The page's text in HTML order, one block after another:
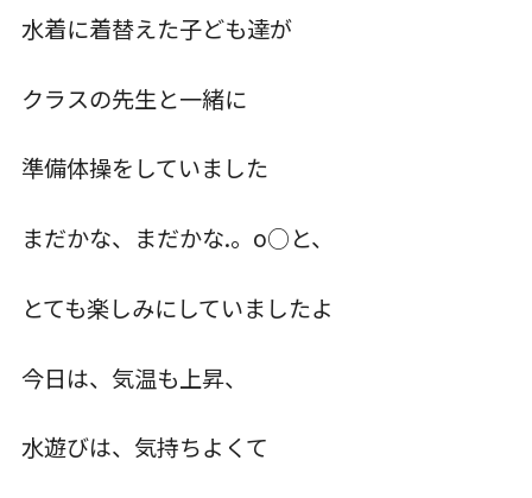
お知らせ
こじかのブログ
お問い合わせ
水着に着替えた子ども達が
クラスの先生と一緒に
準備体操をしていました
まだかな、まだかな.。o○と、
とても楽しみにしていましたよ
今日は、気温も上昇、
水遊びは、気持ちよくて